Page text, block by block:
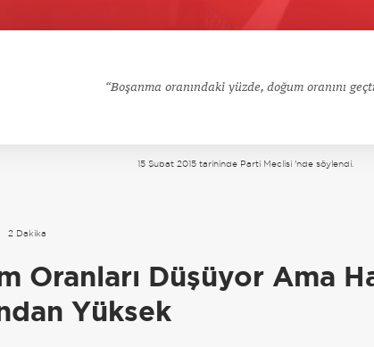
Boşanma oranındaki yüzde, doğum oranını
15 Şubat 2015 tarihinde Parti Meclisi 'nde söylendi.
2 Dakika
Oranları Düşüyor Ama
Yüksek